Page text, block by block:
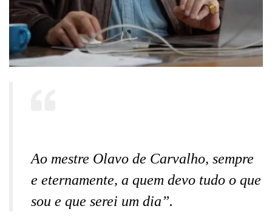
Ao mestre Olavo de Carvalho, sempre
e eternamente, a quem devo tudo o que
sou e que serei um dia”.